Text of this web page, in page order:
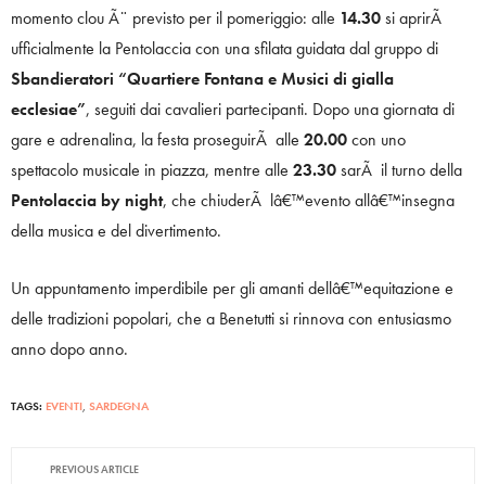
momento clou Ã¨ previsto per il pomeriggio: alle 14.30si aprirÃ
ufficialmente la Pentolaccia con una sfilata guidata dal gruppo di
Sbandieratori “Quartiere Fontana e Musici di gialla
ecclesiae”, seguiti dai cavalieri partecipanti. Dopo una giornata di
gare e adrenalina, la festa proseguirÃ alle 20.00con uno
spettacolo musicale in piazza, mentre alle 23.30sarÃ il turno della
Pentolaccia by night, che chiuderÃ lâ€™evento allâ€™insegna
della musica e del divertimento.
Un appuntamento imperdibile per gli amanti dellâ€™equitazione e
delle tradizioni popolari, che a Benetutti si rinnova con entusiasmo
anno dopo anno.
TAGS: EVENTI SARDEGNA
PREVIOUS ARTICLE